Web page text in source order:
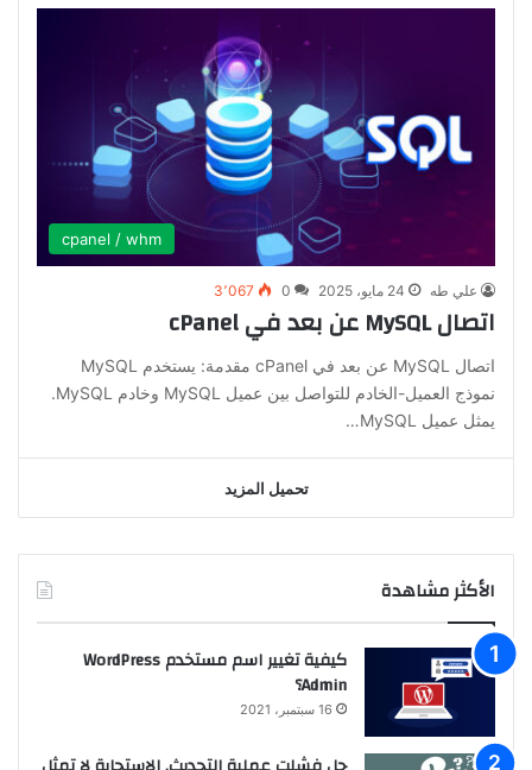
cpanel / whm
علي طه 24 مايو، 2025 0 3٬067
اتصال MySQL عن بعد في cPanel
اتصال MySQL عن بعد في cPanel مقدمة: يستخدم MySQL
نموذج العميل-الخادم للتواصل بين عميل MySQL وخادم MySQL.
يمثل عميل MySQL…
تحميل المزيد
الأكثر مشاهدة
كيفية تغيير اسم مستخدم WordPress
Admin؟
16 سبتمبر، 2021